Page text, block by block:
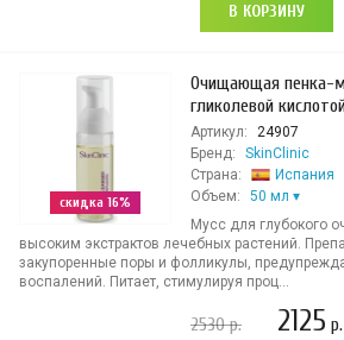
В КОРЗИНУ
скидка 16%
Очищающая пенка-
гликолевой
Артикул:
24907
Бренд:
SkinClinic
Страна:
Испания
Объем:
50 мл
Мусс для глубокого
высоким экстрактов лечебных растений.
закупоренные поры и фолликулы,
воспалений. Питает, стимулируя проц...
2530р. 2125 р.